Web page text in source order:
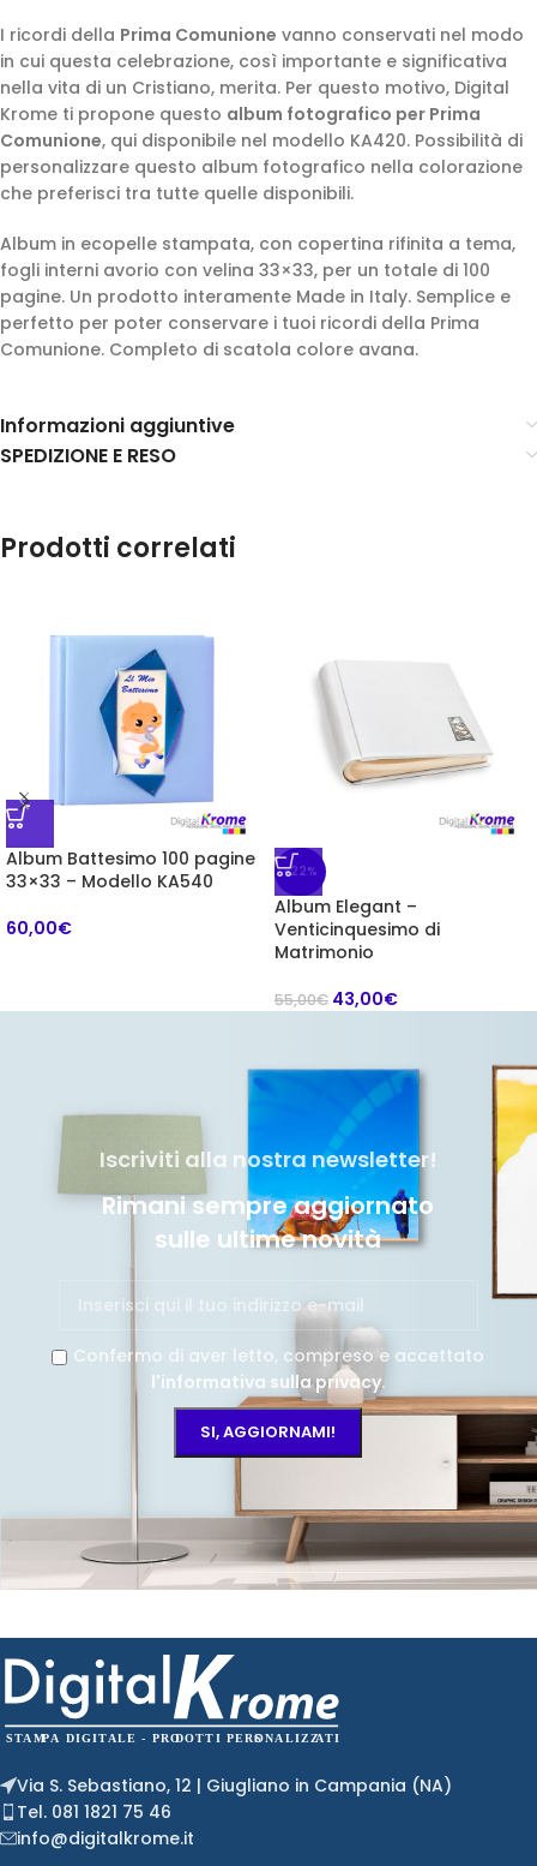
I ricordi della Prima Comunione vanno conservati nel modo
in cui questa celebrazione, così importante e significativa
nella vita di un Cristiano, merita. Per questo motivo, Digital
Krome ti propone questo album fotografico per Prima
Comunione, qui disponibile nel modello KA420. Possibilità di
personalizzare questo album fotografico nella colorazione
che preferisci tra tutte quelle disponibili.
Album in ecopelle stampata, con copertina rifinita a tema,
fogli interni avorio con velina 33×33, per un totale di 100
pagine. Un prodotto interamente Made in Italy. Semplice e
perfetto per poter conservare i tuoi ricordi della Prima
Comunione. Completo di scatola colore avana.
Informazioni aggiuntive
SPEDIZIONE E RESO
Prodotti correlati
Album Battesimo 100 pagine
33×33 – Modello KA540
60,00€
-22%
Album Elegant –
Venticinquesimo di
Matrimonio
55,00€ 43,00€
Iscriviti alla nostra newsletter!
Rimani sempre aggiornato
sulle ultime novità
Confermo di aver letto, compreso e accettato
l'informativa sulla privacy.
Via S. Sebastiano, 12 | Giugliano in Campania (NA)
Tel. 081 1821 75 46
info@digitalkrome.it